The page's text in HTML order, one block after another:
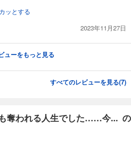
ッとする
2023年11月27日
ューをもっと見る
すべてのレビューを見る(7)
奪われる人生でした……今... の